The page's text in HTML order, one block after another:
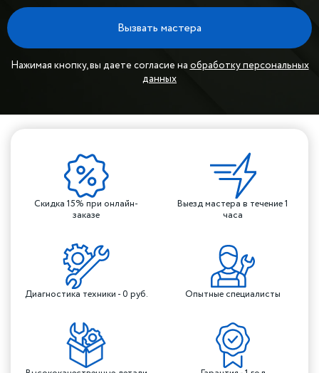
Вызвать мастера
Нажимая кнопку, вы даете согласие наобработку персональных
данных
Скидка 15% при онлайн-
заказе
Выезд мастера в течение 1
часа
Диагностика техники - 0 руб. Опытные специалисты